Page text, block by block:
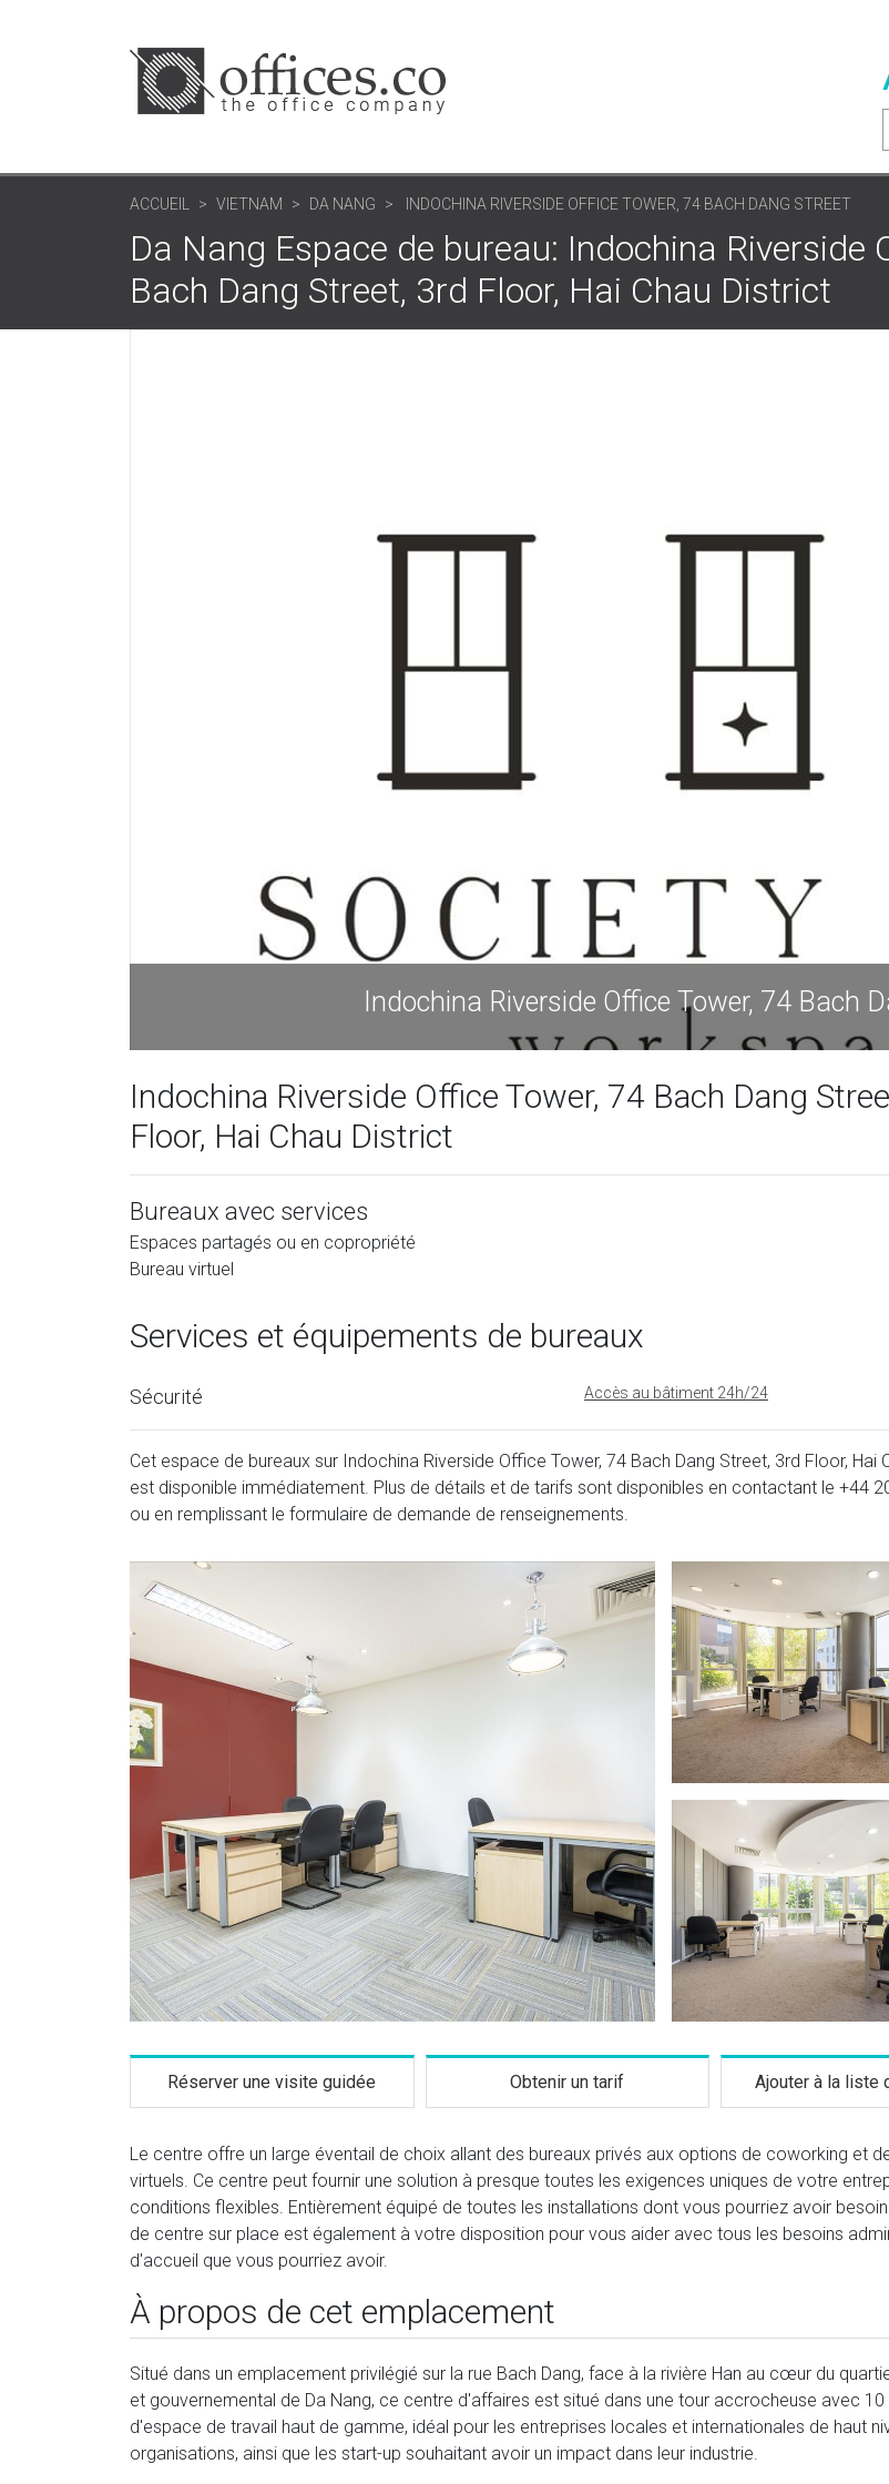
ACCUEIL VIETNAM DA NANG INDOCHINA RIVERSIDE OFFICE TOWER, 74 BACH DANG STREET
Da Nang Espace de bureau: Indochina Riverside
Bach Dang Street, 3rd Floor, Hai Chau District
Indochina Riverside Office Tower, 74 Bach
Indochina Riverside Office Tower, 74 Bach Dang
Floor, Hai Chau District
Bureaux avec services
Espaces partagés ou en copropriété
Bureau virtuel
Services et équipements de bureaux
Sécurité Accès au bâtiment 24h/24
Cet espace de bureaux sur Indochina Riverside Office Tower, 74 Bach Dang Street, 3rd Floor, Hai
est disponible immédiatement. Plus de détails et de tarifs sont disponibles en contactant le +44
ou en remplissant le formulaire de demande de renseignements.
Réserver une visite guidée Obtenir un tarif Ajouter à la liste
Le centre offre un large éventail de choix allant des bureaux privés aux options de coworking et
virtuels. Ce centre peut fournir une solution à presque toutes les exigences uniques de votre
conditions flexibles. Entièrement équipé de toutes les installations dont vous pourriez avoir
de centre sur place est également à votre disposition pour vous aider avec tous les besoins
d'accueil que vous pourriez avoir.
À propos de cet emplacement
Situé dans un emplacement privilégié sur la rue Bach Dang, face à la rivière Han au cœur du
et gouvernemental de Da Nang, ce centre d'affaires est situé dans une tour accrocheuse avec
d'espace de travail haut de gamme, idéal pour les entreprises locales et internationales de haut
organisations, ainsi que les start-up souhaitant avoir un impact dans leur industrie.